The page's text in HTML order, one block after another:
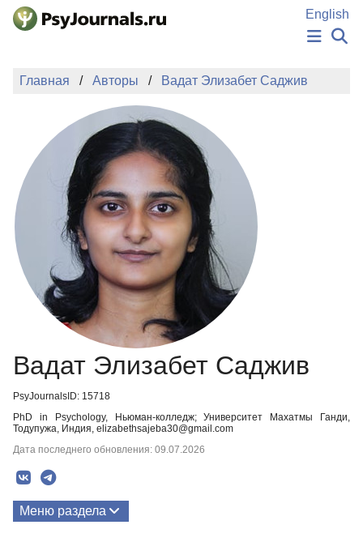
Перейти к основному содержанию
English
НОВОСТИ
АВТОРЫ
ПОДАТЬ РУКОПИСЬ
БАЗА ЗНАНИЙ
КЛЮЧЕВЫЕ СЛОВА
Регистрация
Главная Авторы Вадат Элизабет Саджив
Вадат Элизабет Саджив
PsyJournalsID: 15718
PhD in Psychology, Ньюман-колледж; Университет Махатмы Ганди,
Тодупужа, Индия, elizabethsajeba30@gmail.com
Дата последнего обновления: 09.07.2026
Меню раздела